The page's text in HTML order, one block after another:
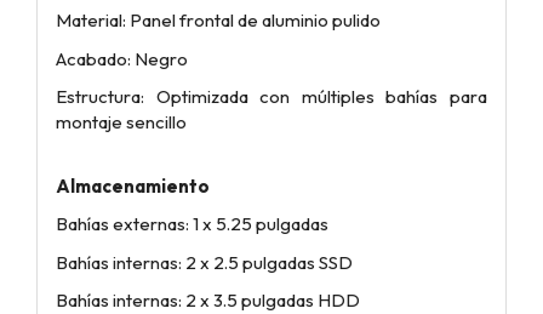
Material: Panel frontal de aluminio pulido
Acabado: Negro
Estructura: Optimizada con múltiples bahías para
montaje sencillo
Almacenamiento
Bahías externas: 1 x 5.25 pulgadas
Bahías internas: 2 x 2.5 pulgadas SSD
Bahías internas: 2 x 3.5 pulgadas HDD